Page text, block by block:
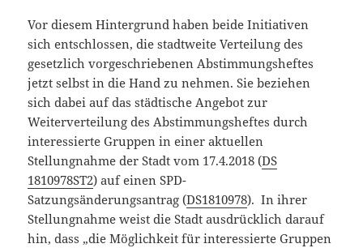
Vor diesem Hintergrund haben beide Initiativen
sich entschlossen, die stadtweite Verteilung des
gesetzlich vorgeschriebenen Abstimmungsheftes
jetzt selbst in die Hand zu nehmen. Sie beziehen
sich dabei auf das städtische Angebot zur
Weiterverteilung des Abstimmungsheftes durch
interessierte Gruppen in einer aktuellen
Stellungnahme der Stadt vom 17.4.2018 (DS
1810978ST2) auf einen SPD-
Satzungsänderungsantrag (DS1810978). In ihrer
Stellungnahme weist die Stadt ausdrücklich darauf
hin, dass „die Möglichkeit für interessierte Gruppen